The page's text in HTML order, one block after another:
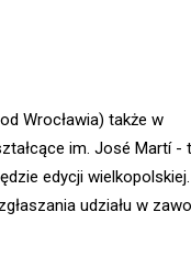
Wrocławia) także w
im. José Martí -
edycji wielkopolskiej.
udziału w